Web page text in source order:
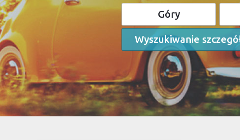
Góry
Wyszukiwanie